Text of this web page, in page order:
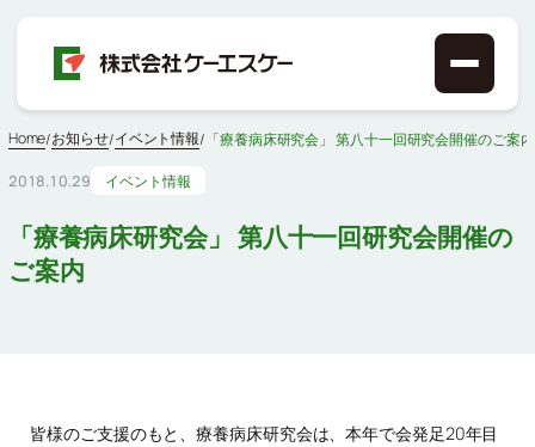
Home/お知らせ/イベント情報/ 「療養病床研究会」 第八十一回研究会開催のご案内
2018.10.29 イベント情報
「療養病床研究会」 第八十一回研究会開催の
ご案内
皆様のご支援のもと、療養病床研究会は、本年で会発足20年目